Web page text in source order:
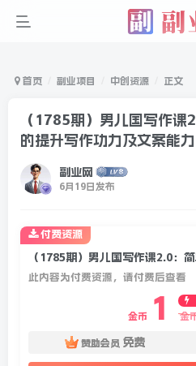
首页 副业项目 中创资源 正文
（1785期）男儿国写作课
的提升写作功力及文案能力
副业网
6月19日发布
此内容为付费资源，请付费后查看
金币 1
金
赞助会员 免费
付费资源